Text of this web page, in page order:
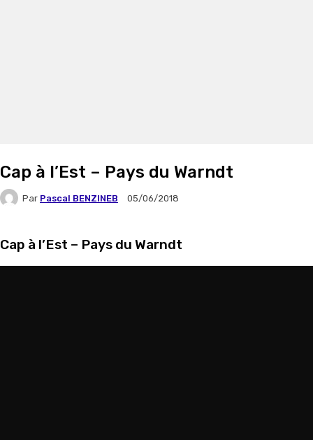
Cap à l’Est – Pays du Warndt
Par Pascal BENZINEB 05/06/2018
Cap à l’Est – Pays du Warndt